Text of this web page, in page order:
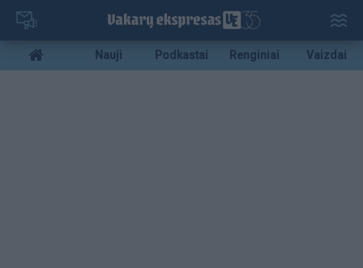
Pereiti
pagrindinį
turinį
Mobile
menu
Nauji Podkastai Renginiai Vaizdai